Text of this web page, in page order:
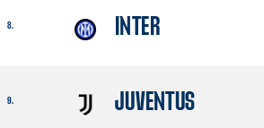
8. INTER
9. JUVENTUS